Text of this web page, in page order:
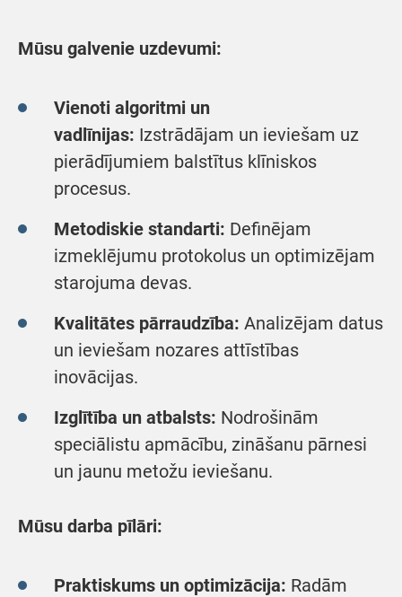
Mūsu galvenie uzdevumi:
Vienoti algoritmi un
vadlīnijas: Izstrādājam un ieviešam uz
pierādījumiem balstītus klīniskos
procesus.
Metodiskie standarti: Definējam
izmeklējumu protokolus un optimizējam
starojuma devas.
Kvalitātes pārraudzība: Analizējam datus
un ieviešam nozares attīstības
inovācijas.
Izglītība un atbalsts: Nodrošinām
speciālistu apmācību, zināšanu pārnesi
un jaunu metožu ieviešanu.
Mūsu darba pīlāri:
Praktiskums un optimizācija: Radām